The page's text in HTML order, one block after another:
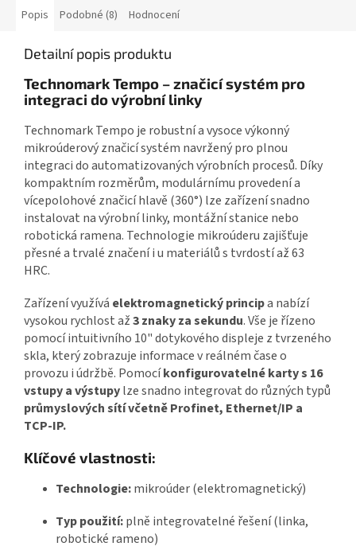
Popis Podobné (8) Hodnocení
Detailní popis produktu
Technomark Tempo – značicí systém pro
integraci do výrobní linky
Technomark Tempo je robustní a vysoce výkonný
mikroúderový značicí systém navržený pro plnou
integraci do automatizovaných výrobních procesů. Díky
kompaktním rozměrům, modulárnímu provedení a
vícepolohové značicí hlavě (360°) lze zařízení snadno
instalovat na výrobní linky, montážní stanice nebo
robotická ramena. Technologie mikroúderu zajišťuje
přesné a trvalé značení i u materiálů s tvrdostí až 63
HRC.
Zařízení využívá elektromagnetický principa nabízí
vysokou rychlost až3 znaky za sekundu. Vše je řízeno
pomocí intuitivního 10" dotykového displeje z tvrzeného
skla, který zobrazuje informace v reálném čase o
provozu i údržbě. Pomocíkonfigurovatelné karty s 16
vstupy a výstupylze snadno integrovat do různých typů
průmyslových sítí včetně Profinet, Ethernet/IP a
TCP-IP.
Klíčové vlastnosti:
Technologie:mikroúder (elektromagnetický)
Typ použití:plně integrovatelné řešení (linka,
robotické rameno)